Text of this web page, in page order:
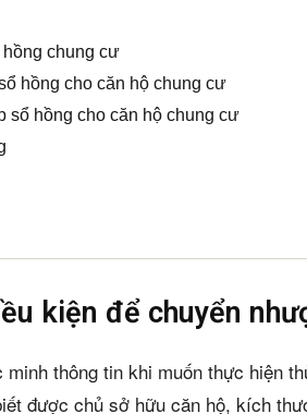
chung cư
hồng cho căn hộ chung cư
sổ hồng cho căn hộ chung cư
kiện để chuyển
thông tin khi muốn thực hiện
được chủ sở hữu căn hộ, kích